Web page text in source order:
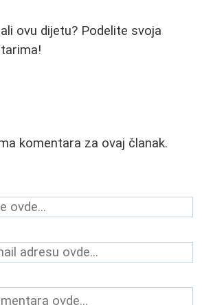
ovu dijetu? Podelite svoja
komentara za ovaj članak.